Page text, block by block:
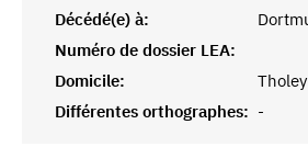
Décédé(e) à:
Numéro de dossier LEA:
Domicile:
Tholey
Différentes orthographes: -